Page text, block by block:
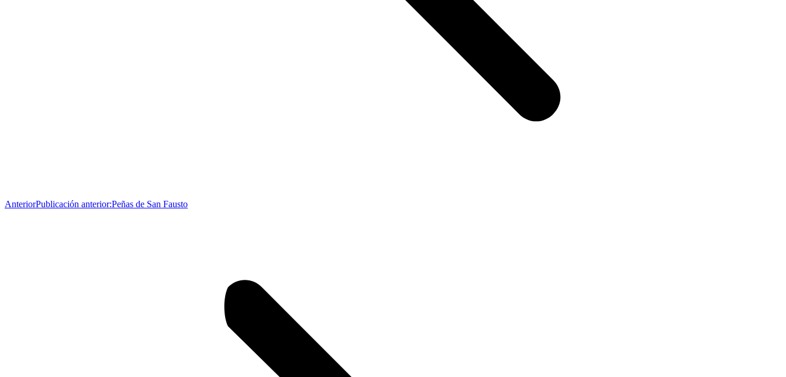
AnteriorPublicación anterior:Peñas de San Fausto